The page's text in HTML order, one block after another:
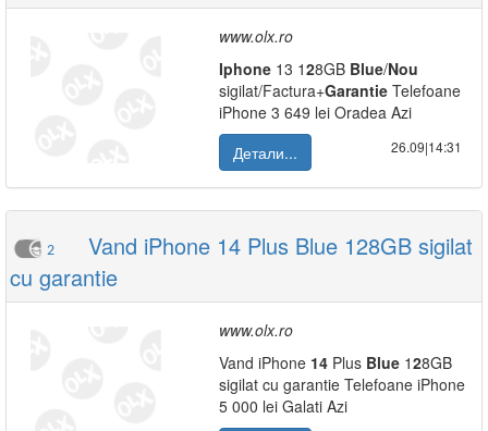
www.olx.ro
Iphone 13 128GB Blue/Nou
sigilat/Factura+Garantie Telefoane
iPhone 3 649 lei Oradea Azi
Детали...
26.09|14:31
2
Vand iPhone 14 Plus Blue 128GB sigilat
cu garantie
www.olx.ro
Vand iPhone 14 Plus Blue 128GB
sigilat cu garantie Telefoane iPhone
5 000 lei Galati Azi